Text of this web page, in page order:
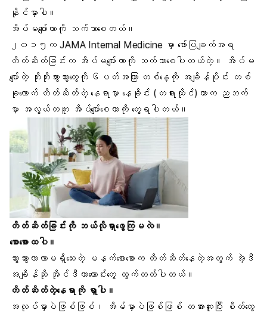
နိုင်မှာပါ။
အိပ်မပျေ ာ်တာကို သက်သာစေတယ်။
၂၀၁၅ကJAMA Internal Medicine မှာ ဖော်ပြချက်အရ
တိတ်ဆိတ်ခြင်းက အိပ်မပျော်တာကို သက်သာစေပါတယ်တဲ့။ အိပ်မ
ပျော်တဲ့ ဘိုးဘိုးဘွားဘွားတွေကို ၆ပတ်အကြာ တစ်နေ့ကို အချိန်ပိုင်း တစ်
ခုလောက် တိတ်ဆိတ်တဲ့ နေရာမှာ နေခိုင်း (တရားထိုင်)တာက ညဘက်
မှာ အလွယ်တကူ အိပ်ပျော်စေတာကို တွေ့ရပါတယ်။
တိတ်ဆိတ်ခြင်းကို ဘယ်လိုရှာဖွေကြမလဲ။
စောစောထပါ။
သွားသွားလာလာမရှိသေးတဲ့ မနက်စောစောက တိတ်ဆိတ်နေတဲ့အတွက် အဲ့ဒီ
အချိန်ဆို အိုင်ဒီယာကောင်းတွေ ထွက်တတ်ပါတယ်။
တိတ်ဆိတ်တဲ့နေရာကို ရှာပါ။
အလုပ်မှာပဲဖြစ်ဖြစ်၊ အိမ်မှာပဲဖြစ်ဖြစ် တအားဆူပြီး စိတ်တွေ